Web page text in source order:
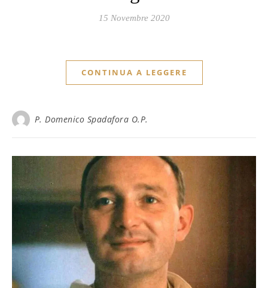
15 Novembre 2020
CONTINUA A LEGGERE
P. Domenico Spadafora O.P.